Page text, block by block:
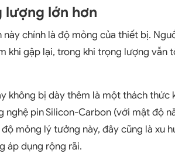
lượng lớn hơn
chính là độ mỏng của thiết bị.
khi gập lại, trong khi trọng lượng vẫn
không bị dày thêm là một thách thức
nghệ pin Silicon-Carbon (với mật độ
mỏng lý tưởng này, đây cũng là xu
áp dụng rộng rãi.